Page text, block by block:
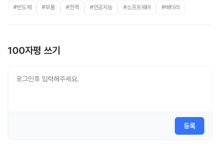
#반도체 #부품 #전력 #인공지능 #소프트웨어 #배터리
100자평 쓰기
등록